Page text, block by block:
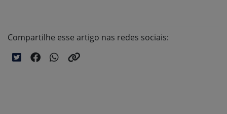
Compartilhe esse artigo nas redes sociais: